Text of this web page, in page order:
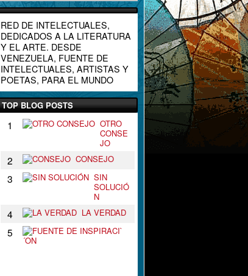
RED DE INTELECTUALES,
DEDICADOS A LA LITERATURA
Y EL ARTE. DESDE
VENEZUELA, FUENTE DE
INTELECTUALES, ARTISTAS Y
POETAS, PARA EL MUNDO
TOP BLOG POSTS
1
OTRO
CONSE
JO
2 CONSEJO
3
SIN
SOLUCIÓ
N
4 LA VERDAD
5